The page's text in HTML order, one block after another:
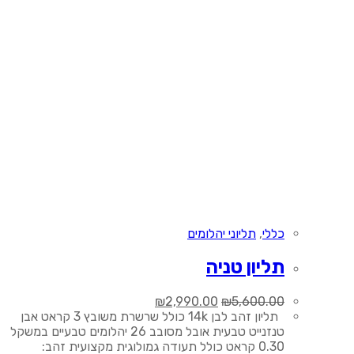
כללי, תליוני יהלומים
תליון טניה
₪5,600.00
המחיר
המקורי
היה:
₪5,600.00.
₪2,990.00
הנוכחי
הוא:
₪2,990.00.
תליון זהב לבן 14k כולל שרשרת משובץ 3 קראט אבן
טנזנייט טבעית אובל מסובב 26 יהלומים טבעיים במשקל
0.30 קראט כולל תעודה גמולוגית מקצועית זהב: